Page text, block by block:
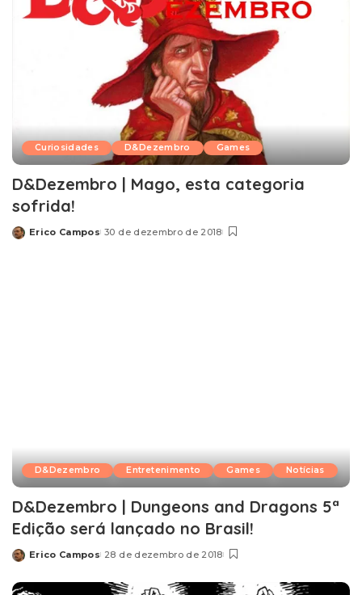
Curiosidades D&Dezembro Games
D&Dezembro | Mago, esta categoria
sofrida!
Posted
Erico Campos 30 de dezembro de 2018
D&Dezembro Entretenimento Games Notícias
D&Dezembro | Dungeons and Dragons 5ª
Edição será lançado no Brasil!
Posted
Erico Campos 28 de dezembro de 2018